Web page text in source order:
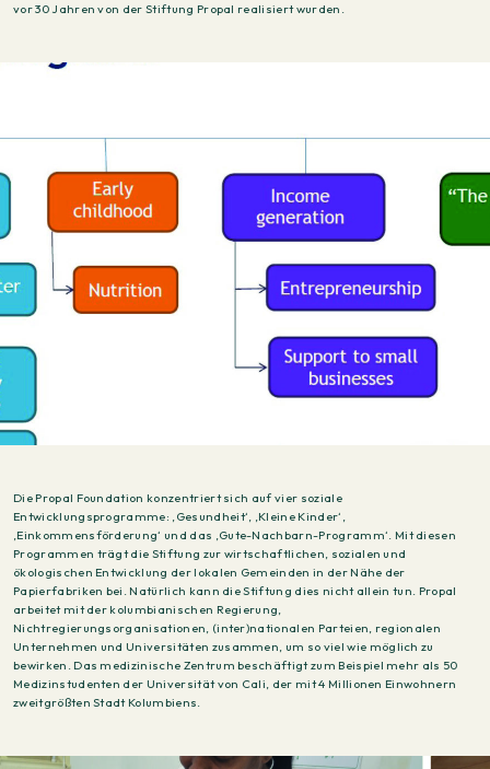
vor 30 Jahren von der Stiftung Propal realisiert wurden.
Die Propal Foundation konzentriert sich auf vier soziale
Entwicklungsprogramme: ‚Gesundheit‘, ‚Kleine Kinder‘,
‚Einkommensförderung‘ und das ‚Gute-Nachbarn-Programm‘. Mit diesen
Programmen trägt die Stiftung zur wirtschaftlichen, sozialen und
ökologischen Entwicklung der lokalen Gemeinden in der Nähe der
Papierfabriken bei. Natürlich kann die Stiftung dies nicht allein tun. Propal
arbeitet mit der kolumbianischen Regierung,
Nichtregierungsorganisationen, (inter)nationalen Parteien, regionalen
Unternehmen und Universitäten zusammen, um so viel wie möglich zu
bewirken. Das medizinische Zentrum beschäftigt zum Beispiel mehr als 50
Medizinstudenten der Universität von Cali, der mit 4 Millionen Einwohnern
zweitgrößten Stadt Kolumbiens.